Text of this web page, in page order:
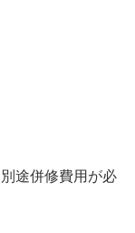
途併修費用が必